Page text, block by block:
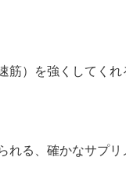
筋）を強くしてくれ
れる、確かなサプリ